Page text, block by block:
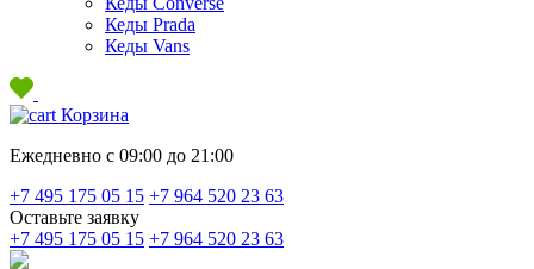
Кеды Prada
Кеды Vans
Корзина
Ежедневно с 09:00 до 21:00
+7 495 175 05 15 +7 964 520 23 63
Оставьте заявку
+7 495 175 05 15 +7 964 520 23 63